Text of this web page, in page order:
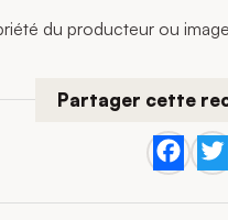
du producteur ou
Partager cette